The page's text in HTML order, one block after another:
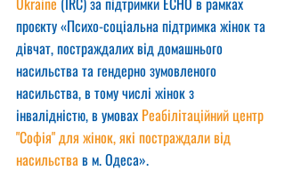
проєкту «Психо-соціальна підтримка жінок та
дівчат, постраждалих від домашнього
насильства та гендерно зумовленого
насильства, в тому числі жінок з
інвалідністю, в умовах Реабілітаційний центр
"Софія" для жінок, які постраждали від
насильства в м. Одеса».